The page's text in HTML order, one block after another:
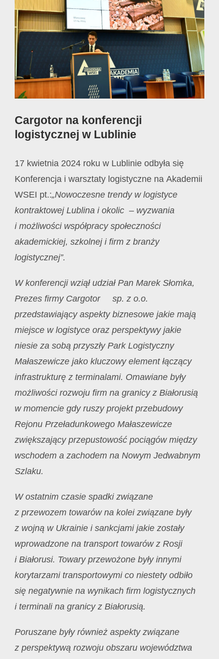
Image
Cargotor na konferencji
logistycznej w Lublinie
17 kwietnia 2024 roku w Lublinie odbyła się
Konferencja i warsztaty logistyczne na Akademii
WSEI pt.:„Nowoczesne trendy w logistyce
kontraktowej Lublina i okolic – wyzwania
i możliwości współpracy społeczności
akademickiej, szkolnej i firm z branży
logistycznej”.
W konferencji wziął udział Pan Marek Słomka,
Prezes firmy Cargotor sp. z o.o.
przedstawiający aspekty biznesowe jakie mają
miejsce w logistyce oraz perspektywy jakie
niesie za sobą przyszły Park Logistyczny
Małaszewicze jako kluczowy element łączący
infrastrukturę z terminalami. Omawiane były
możliwości rozwoju firm na granicy z Białorusią
w momencie gdy ruszy projekt przebudowy
Rejonu Przeładunkowego Małaszewicze
zwiększający przepustowość pociągów między
wschodem a zachodem na Nowym Jedwabnym
Szlaku.
W ostatnim czasie spadki związane
z przewozem towarów na kolei związane były
z wojną w Ukrainie i sankcjami jakie zostały
wprowadzone na transport towarów z Rosji
i Białorusi. Towary przewożone były innymi
korytarzami transportowymi co niestety odbiło
się negatywnie na wynikach firm logistycznych
i terminali na granicy z Białorusią.
Poruszane były również aspekty związane
z perspektywą rozwoju obszaru województwa